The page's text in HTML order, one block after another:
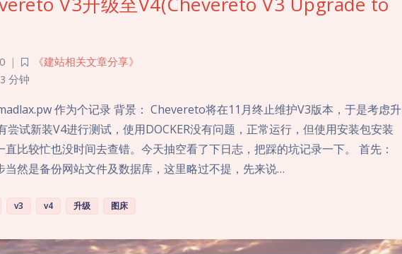
0 |
《建站相关文章分享》
3 分钟
作为个记录 背景： Chevereto将在11月终止维护V3版本，于是考虑升
尝试新装V4进行测试，使用DOCKER没有问题，正常运行，但使用安装包安装
直比较忙也没时间去查错。今天抽空看了下日志，把踩的坑记录一下。 首先：
当然是备份网站文件及数据库，这里略过不提，先来说…
v3 v4 升级 图床